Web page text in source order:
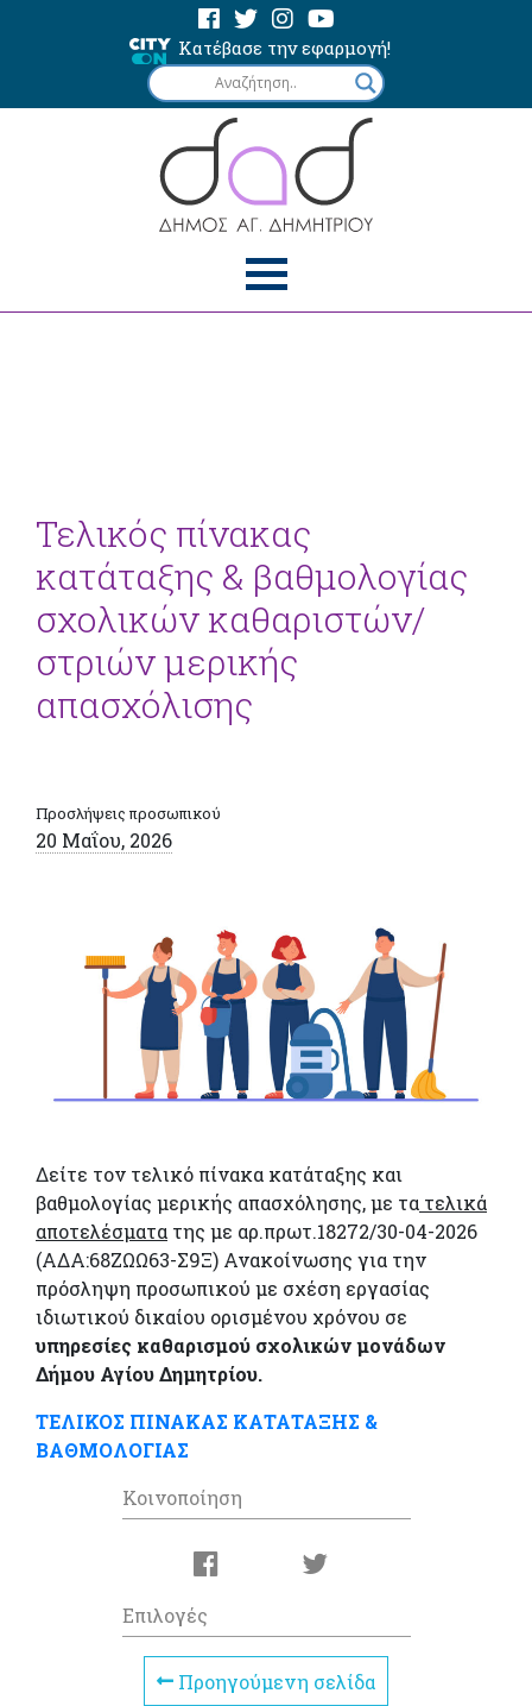
Κατέβασε την εφαρμογή!
Τελικός πίνακας
κατάταξης & βαθμολογίας
σχολικών καθαριστών/
στριών μερικής
απασχόλισης
Προσλήψεις προσωπικού
20 Μαΐου, 2026
Δείτε τον τελικό πίνακα κατάταξης και
βαθμολογίας μερικής απασχόλησης, με τα τελικά
αποτελέσματα της με αρ.πρωτ.18272/30-04-2026
(ΑΔΑ:68ΖΩΩ63-Σ9Ξ) Ανακοίνωσης για την
πρόσληψη προσωπικού με σχέση εργασίας
ιδιωτικού δικαίου ορισμένου χρόνου σε
υπηρεσίες καθαρισμού σχολικών μονάδων
Δήμου Αγίου Δημητρίου.
ΤΕΛΙΚΟΣ ΠΙΝΑΚΑΣ ΚΑΤΑΤΑΞΗΣ &
ΒΑΘΜΟΛΟΓΙΑΣ
Κοινοποίηση
Επιλογές
Προηγούμενη σελίδα